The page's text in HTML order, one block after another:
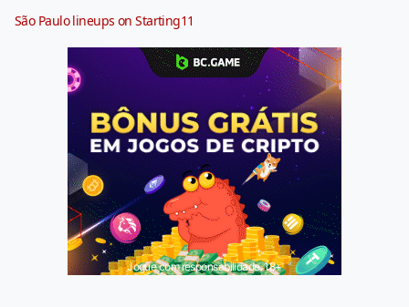
São Paulo lineups on Starting11
Jogue com responsabilidade. 18+